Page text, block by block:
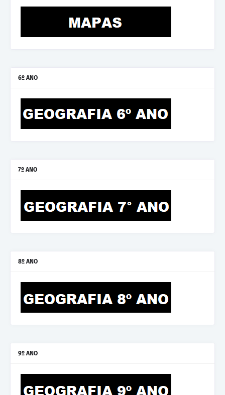
6º ANO
7º ANO
8º ANO
9º ANO